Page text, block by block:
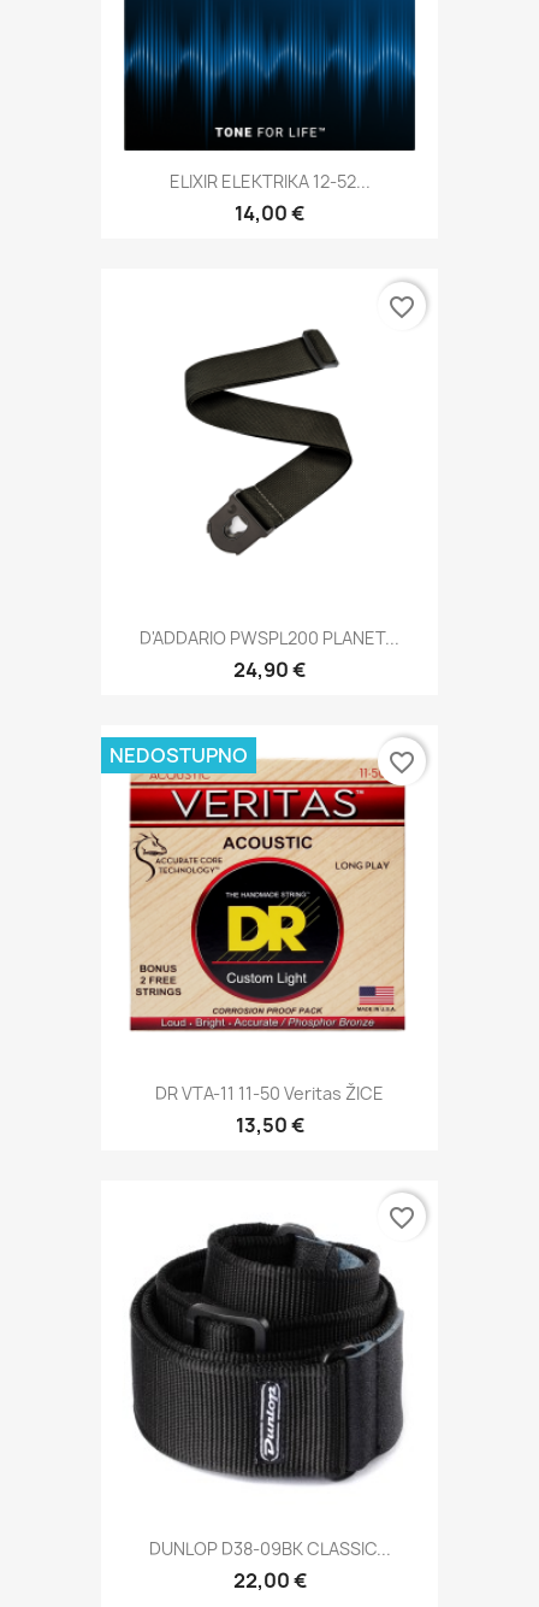
ELIXIR ELEKTRIKA 12-52...
14,00 €
D'ADDARIO PWSPL200 PLANET...
24,90 €
favorite_border
DR VTA-11 11-50 Veritas ŽICE
13,50 €
NEDOSTUPNO favorite_border
DUNLOP D38-09BK CLASSIC...
22,00 €
favorite_border